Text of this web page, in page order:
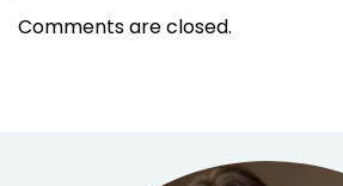
Comments are closed.